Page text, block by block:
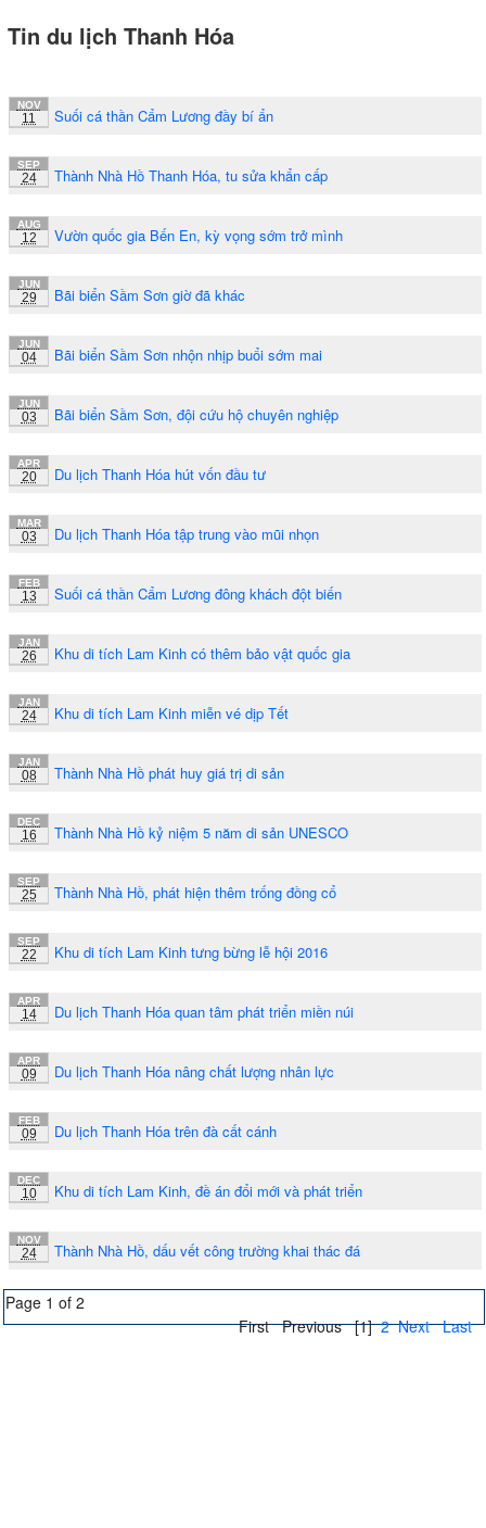
Tin du lịch Thanh Hóa
NOV
11 Suối cá thần Cẩm Lương đầy bí ẩn
SEP
24 Thành Nhà Hồ Thanh Hóa, tu sửa khẩn cấp
AUG
12 Vườn quốc gia Bến En, kỳ vọng sớm trở mình
JUN
29 Bãi biển Sầm Sơn giờ đã khác
JUN
04 Bãi biển Sầm Sơn nhộn nhịp buổi sớm mai
JUN
03 Bãi biển Sầm Sơn, đội cứu hộ chuyên nghiệp
APR
20 Du lịch Thanh Hóa hút vốn đầu tư
MAR
03 Du lịch Thanh Hóa tập trung vào mũi nhọn
FEB
13 Suối cá thần Cẩm Lương đông khách đột biến
JAN
26 Khu di tích Lam Kinh có thêm bảo vật quốc gia
JAN
24 Khu di tích Lam Kinh miễn vé dịp Tết
JAN
08 Thành Nhà Hồ phát huy giá trị di sản
DEC
16 Thành Nhà Hồ kỷ niệm 5 năm di sản UNESCO
SEP
25 Thành Nhà Hồ, phát hiện thêm trống đồng cổ
SEP
22 Khu di tích Lam Kinh tưng bừng lễ hội 2016
APR
14 Du lịch Thanh Hóa quan tâm phát triển miền núi
APR
09 Du lịch Thanh Hóa nâng chất lượng nhân lực
FEB
09 Du lịch Thanh Hóa trên đà cất cánh
DEC
10 Khu di tích Lam Kinh, đề án đổi mới và phát triển
NOV
24 Thành Nhà Hồ, dấu vết công trường khai thác đá
Page 1 of 2
First Previous [1] 2 Next Last